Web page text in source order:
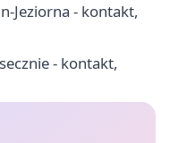
Jeziorna - kontakt,
- kontakt,